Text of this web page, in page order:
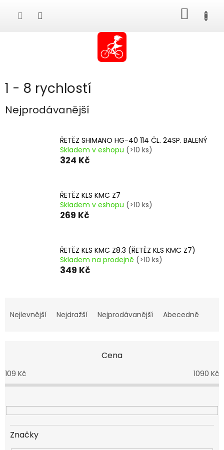
KOŠÍK
1 - 8 rychlostí
Nejprodávanější
ŘETĚZ SHIMANO HG-40 114 ČL. 24SP. BALENÝ
Skladem v eshopu (>10 ks)
324 Kč
ŘETĚZ KLS KMC Z7
Skladem v eshopu (>10 ks)
269 Kč
ŘETĚZ KLS KMC Z8.3 (ŘETĚZ KLS KMC Z7)
Skladem na prodejně (>10 ks)
349 Kč
a
p
r
o
u
Nejlevnější Nejdražší Nejprodávanější Abecedně
Cena
109 Kč 1090 Kč
Značky